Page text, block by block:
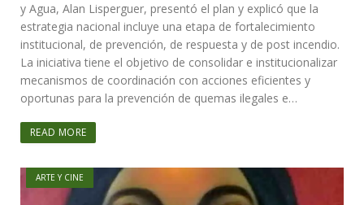
y Agua, Alan Lisperguer, presentó el plan y explicó que la
estrategia nacional incluye una etapa de fortalecimiento
institucional, de prevención, de respuesta y de post incendio.
La iniciativa tiene el objetivo de consolidar e institucionalizar
mecanismos de coordinación con acciones eficientes y
oportunas para la prevención de quemas ilegales e…
READ MORE
ARTE Y CINE